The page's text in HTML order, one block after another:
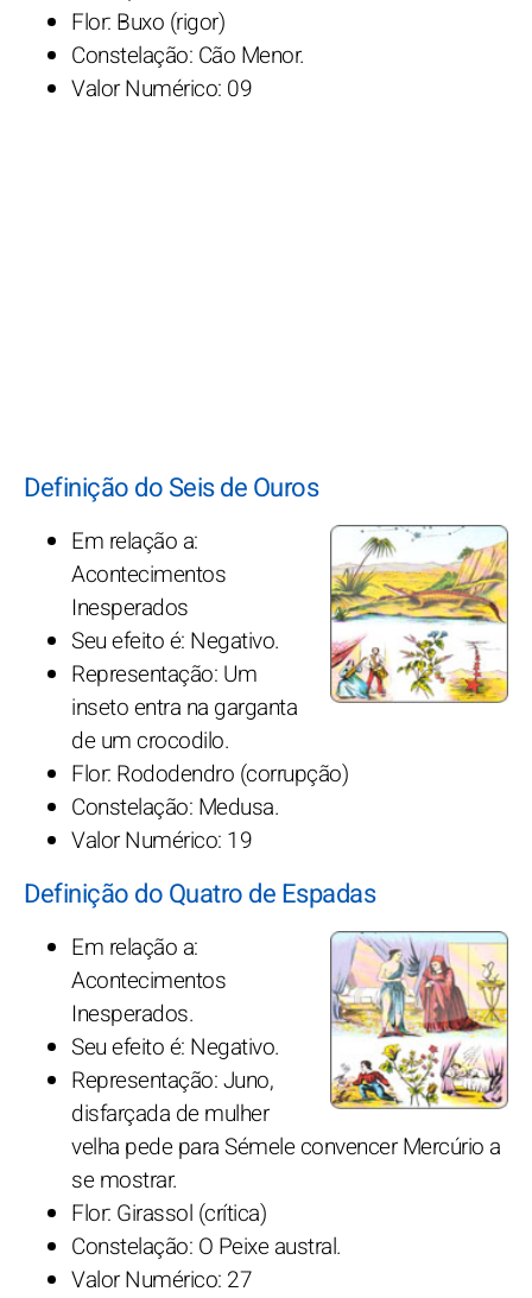
Flor: Buxo (rigor)
Constelação: Cão Menor.
Valor Numérico: 09
Definição do Seis de Ouros
Em relação a:
Acontecimentos
Inesperados
Seu efeito é: Negativo.
Representação: Um
inseto entra na garganta
de um crocodilo.
Flor: Rododendro (corrupção)
Constelação: Medusa.
Valor Numérico: 19
Definição do Quatro de Espadas
Em relação a:
Acontecimentos
Inesperados.
Seu efeito é: Negativo.
Representação: Juno,
disfarçada de mulher
velha pede para Sémele convencer Mercúrio a
se mostrar.
Flor: Girassol (crítica)
Constelação: O Peixe austral.
Valor Numérico: 27